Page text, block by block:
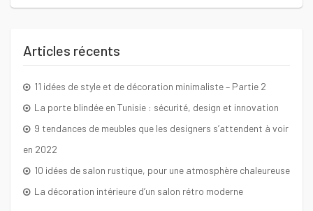
Articles récents
11 idées de style et de décoration minimaliste – Partie 2
La porte blindée en Tunisie : sécurité, design et innovation
9 tendances de meubles que les designers s’attendent à voir
en 2022
10 idées de salon rustique, pour une atmosphère chaleureuse
La décoration intérieure d’un salon rétro moderne